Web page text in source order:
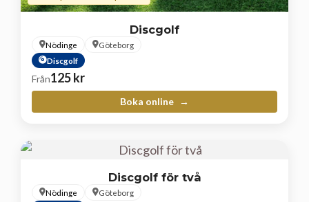
Discgolf
Nödinge
Göteborg
Discgolf
Från125kr
Boka online
Discgolf för två
Nödinge
Göteborg